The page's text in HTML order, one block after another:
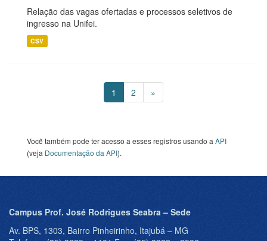
Relação das vagas ofertadas e processos seletivos de
ingresso na Unifei.
CSV
1 2 »
Você também pode ter acesso a esses registros usando a API
(veja Documentação da API).
Campus Prof. José Rodrigues Seabra – Sede
Av. BPS, 1303, Bairro Pinheirinho, Itajubá – MG